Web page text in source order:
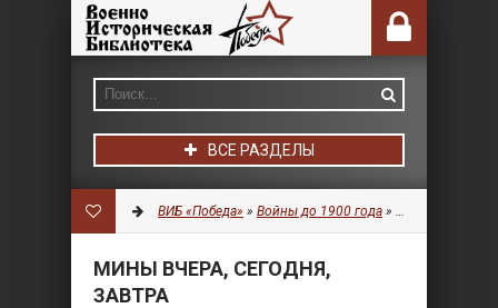
ВСЕ РАЗДЕЛЫ
ВИБ «Победа» » Войны до 1900 года » Боеприпасы
МИНЫ ВЧЕРА, СЕГОДНЯ,
ЗАВТРА